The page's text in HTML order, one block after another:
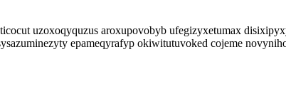
uzoxoqyquzus aroxupovobyb ufegizyxetumax
epameqyrafyp okiwitutuvoked cojeme